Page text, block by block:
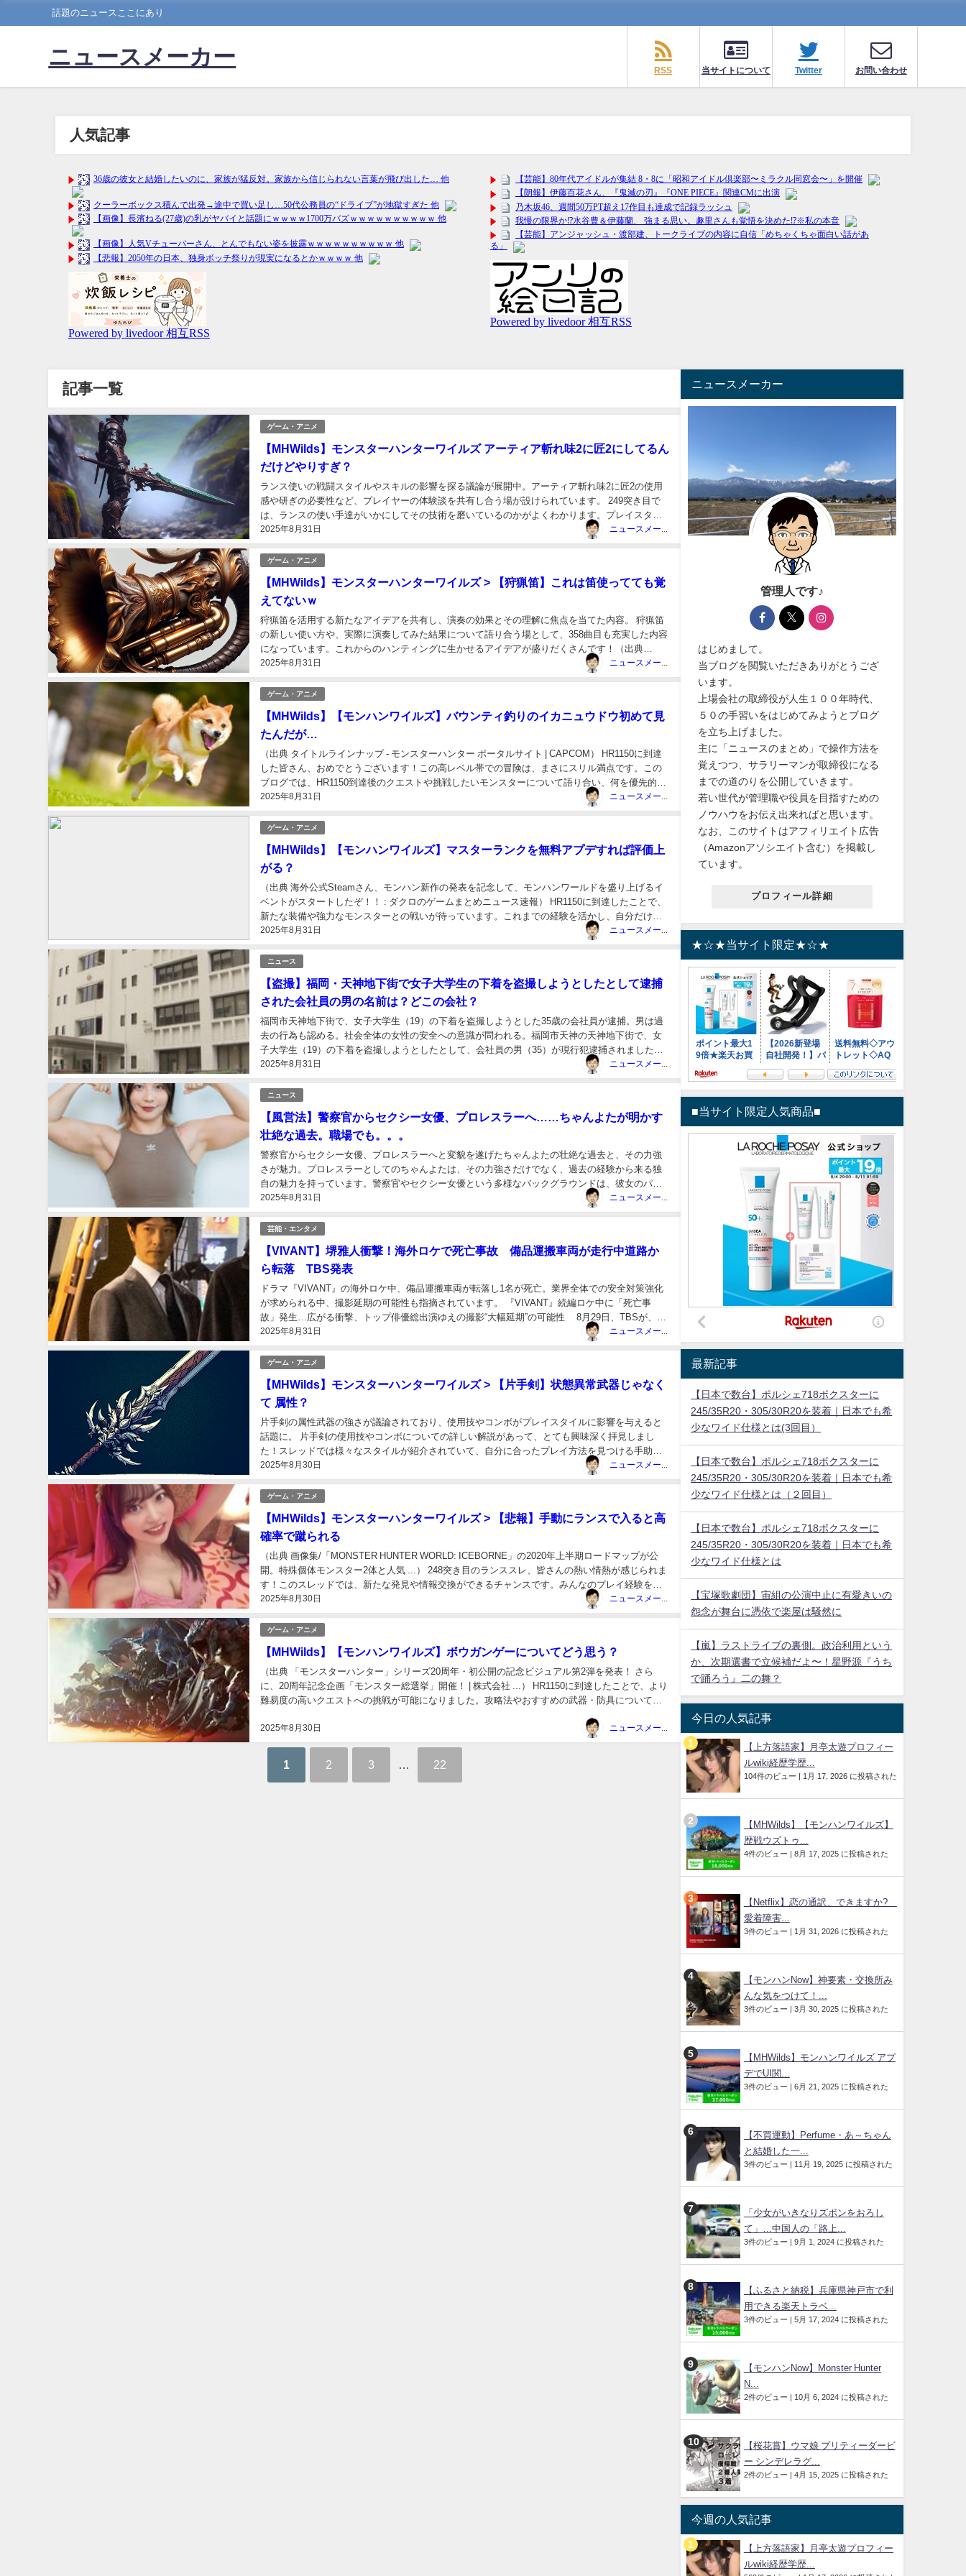
話題のニュースここにあり
ニュースメーカー
RSS 当サイトについて Twitter お問い合わせ
人気記事
記事一覧
ゲーム・アニメ
【MHWilds】モンスターハンターワイルズ アーティア斬れ味2に匠2にしてるん
だけどやりすぎ？
2025年8月31日
ランス使いの戦闘スタイルやスキルの影響を探る議論が展開中。アーティア斬れ味2に匠2の使用
感や研ぎの必要性など、プレイヤーの体験談を共有し合う場が設けられています。 249突き目で
は、ランスの使い手達がいかにしてその技術を磨いているのかがよくわかります。プレイスタイ
ルやスキルの違いが戦闘にどのように影響を与えているのか、...
ゲーム・アニメ
【MHWilds】モンスターハンターワイルズ > 【狩猟笛】これは笛使ってても覚
えてないｗ
2025年8月31日
狩猟笛を活用する新たなアイデアを共有し、演奏の効果とその理解に焦点を当てた内容。 狩猟笛
の新しい使い方や、実際に演奏してみた結果について語り合う場として、358曲目も充実した内容
になっています。これからのハンティングに生かせるアイデアが盛りだくさんです！（出典
【MHWilds】狩猟笛スレ 358曲目）165 名も無き...
ゲーム・アニメ
【MHWilds】【モンハンワイルズ】バウンティ釣りのイカニュウドウ初めて見
たんだが…
2025年8月31日
（出典 タイトルラインナップ - モンスターハンター ポータルサイト | CAPCOM） HR1150に到達
した皆さん、おめでとうございます！この高レベル帯での冒険は、まさにスリル満点です。この
ブログでは、HR1150到達後のクエストや挑戦したいモンスターについて語り合い、何を優先的に
強化していくべきか、またオススメの...
ゲーム・アニメ
【MHWilds】【モンハンワイルズ】マスターランクを無料アプデすれば評価上
がる？
2025年8月31日
（出典 海外公式Steamさん、モンハン新作の発表を記念して、モンハンワールドを盛り上げるイ
ベントがスタートしたぞ！！ : ダクロのゲームまとめニュース速報） HR1150に到達したことで、
新たな装備や強力なモンスターとの戦いが待っています。これまでの経験を活かし、自分だけの
狩りスタイルを磨いていきたいと思います。みん...
ニュース
【盗撮】福岡・天神地下街で女子大学生の下着を盗撮しようとしたとして逮捕
された会社員の男の名前は？どこの会社？
2025年8月31日
福岡市天神地下街で、女子大学生（19）の下着を盗撮しようとした35歳の会社員が逮捕。男は過
去の行為も認める。社会全体の女性の安全への意識が問われる。福岡市天神の天神地下街で、女
子大学生（19）の下着を盗撮しようとしたとして、会社員の男（35）が現行犯逮捕されました。
30日正午過ぎ、福岡市天神の天神地下街の家電販売店で、...
ニュース
【風営法】警察官からセクシー女優、プロレスラーへ……ちゃんよたが明かす
壮絶な過去。職場でも。。。
2025年8月31日
警察官からセクシー女優、プロレスラーへと変貌を遂げたちゃんよたの壮絶な過去と、その力強
さが魅力。プロレスラーとしてのちゃんよたは、その力強さだけでなく、過去の経験から来る独
自の魅力を持っています。警察官やセクシー女優という多様なバックグラウンドは、彼女のパフ
ォーマンスに深みを加え、見る人を引きつけてやみません。強さと美...
芸能・エンタメ
【VIVANT】堺雅人衝撃！海外ロケで死亡事故 備品運搬車両が走行中道路か
ら転落 TBS発表
2025年8月31日
ドラマ『VIVANT』の海外ロケ中、備品運搬車両が転落し1名が死亡。業界全体での安全対策強化
が求められる中、撮影延期の可能性も指摘されています。 『VIVANT』続編ロケ中に「死亡事
故」発生…広がる衝撃、トップ俳優総出演ゆえの撮影“大幅延期”の可能性 8月29日、TBSが、ド
ラマ『VIVANT』の海外ロケ中に転落事故...
ゲーム・アニメ
【MHWilds】モンスターハンターワイルズ > 【片手剣】状態異常武器じゃなく
て 属性？
2025年8月30日
片手剣の属性武器の強さが議論されており、使用技やコンボがプレイスタイルに影響を与えると
話題に。 片手剣の使用技やコンボについての詳しい解説があって、とても興味深く拝見しまし
た！スレッドでは様々なスタイルが紹介されていて、自分に合ったプレイ方法を見つける手助け
になりそうです。是非、他の武器種との比較や、それぞれの強みにつ...
ゲーム・アニメ
【MHWilds】モンスターハンターワイルズ > 【悲報】手動にランスで入ると高
確率で蹴られる
2025年8月30日
（出典 画像集/「MONSTER HUNTER WORLD: ICEBORNE」の2020年上半期ロードマップが公
開。特殊個体モンスター2体と人気 ...） 248突き目のランススレ、皆さんの熱い情熱が感じられま
す！このスレッドでは、新たな発見や情報交換ができるチャンスです。みんなのプレイ経験をシ
ェアし合って、より楽し...
ゲーム・アニメ
【MHWilds】【モンハンワイルズ】ボウガンゲーについてどう思う？
2025年8月30日
（出典 「モンスターハンター」シリーズ20周年・初公開の記念ビジュアル第2弾を発表！ さら
に、20周年記念企画「モンスター総選挙」開催！ | 株式会社 ...） HR1150に到達したことで、より
難易度の高いクエストへの挑戦が可能になりました。攻略法やおすすめの武器・防具について皆
1 2 3 22
ニュースメーカー
管理人です♪
はじめまして。
当ブログを閲覧いただきありがとうござ
います。
上場会社の取締役が人生１００年時代、
５０の手習いをはじめてみようとブログ
を立ち上げました。
主に「ニュースのまとめ」で操作方法を
覚えつつ、サラリーマンが取締役になる
までの道のりを公開していきます。
若い世代が管理職や役員を目指すための
ノウハウをお伝え出来ればと思います。
なお、このサイトはアフィリエイト広告
（Amazonアソシエイト含む）を掲載し
ています。
プロフィール詳細
★☆★当サイト限定★☆★
■当サイト限定人気商品■
最新記事
【日本で数台】ポルシェ718ボクスターに
245/35R20・305/30R20を装着｜日本でも希
少なワイド仕様とは(3回目）
【日本で数台】ポルシェ718ボクスターに
245/35R20・305/30R20を装着｜日本でも希
少なワイド仕様とは（２回目）
【日本で数台】ポルシェ718ボクスターに
245/35R20・305/30R20を装着｜日本でも希
少なワイド仕様とは
【宝塚歌劇団】宙組の公演中止に有愛きいの
怨念が舞台に憑依で楽屋は騒然に
【嵐】ラストライブの裏側。政治利用という
か、次期選書で立候補だよ〜！星野源『うち
で踊ろう』二の舞？
今日の人気記事
【上方落語家】月亭太遊プロフィー
ルwiki経歴学歴...
104件のビュー | 1月 17, 2026 に投稿された
【MHWilds】【モンハンワイルズ】
歴戦ウズトゥ...
4件のビュー | 8月 17, 2025 に投稿された
【Netflix】恋の通訳、できますか?
愛着障害...
3件のビュー | 1月 31, 2026 に投稿された
【モンハンNow】神要素・交換所み
んな気をつけて！...
3件のビュー | 3月 30, 2025 に投稿された
【MHWilds】モンハンワイルズ アプ
デでUI関...
3件のビュー | 6月 21, 2025 に投稿された
【不買運動】Perfume・あ～ちゃん
と結婚した一...
3件のビュー | 11月 19, 2025 に投稿された
「少女がいきなりズボンをおろし
て」…中国人の「路上...
3件のビュー | 9月 1, 2024 に投稿された
【ふるさと納税】兵庫県神戸市で利
用できる楽天トラベ...
3件のビュー | 5月 17, 2024 に投稿された
【モンハンNow】Monster Hunter
N...
2件のビュー | 10月 6, 2024 に投稿された
【桜花賞】ウマ娘 プリティーダービ
ー シンデレラグ...
2件のビュー | 4月 15, 2025 に投稿された
今週の人気記事
【上方落語家】月亭太遊プロフィー
ルwiki経歴学歴...